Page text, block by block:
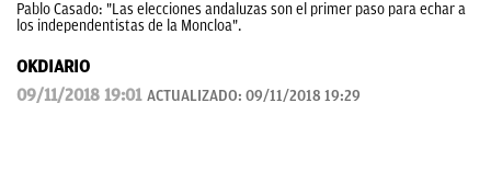
Pablo Casado: "Las elecciones andaluzas son el primer paso para echar a
los independentistas de la Moncloa".
OKDIARIO
09/11/2018 19:01 ACTUALIZADO: 09/11/2018 19:29